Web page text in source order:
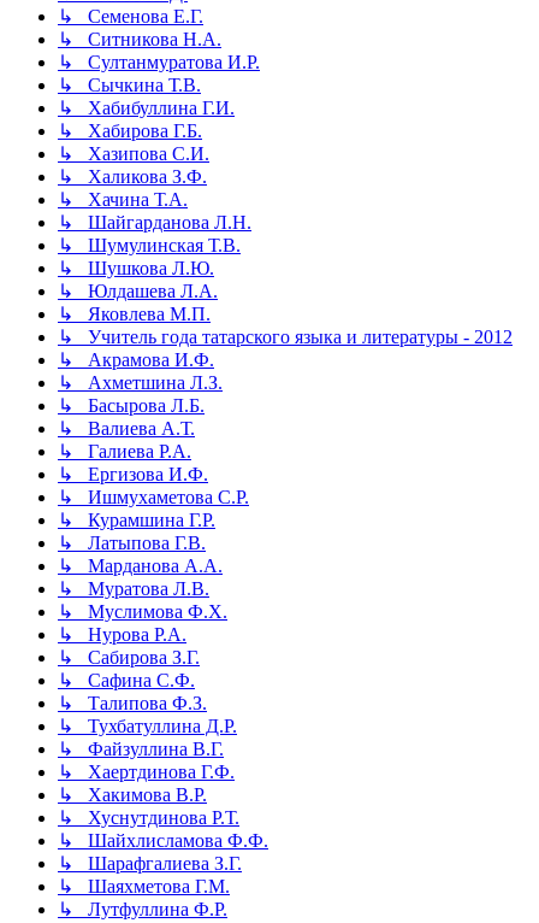
↳ Семенова Е.Г.
↳ Ситникова Н.А.
↳ Султанмуратова И.Р.
↳ Сычкина Т.В.
↳ Хабибуллина Г.И.
↳ Хабирова Г.Б.
↳ Хазипова С.И.
↳ Халикова З.Ф.
↳ Хачина Т.А.
↳ Шайгарданова Л.Н.
↳ Шумулинская Т.В.
↳ Шушкова Л.Ю.
↳ Юлдашева Л.А.
↳ Яковлева М.П.
↳ Учитель года татарского языка и литературы - 2012
↳ Акрамова И.Ф.
↳ Ахметшина Л.З.
↳ Басырова Л.Б.
↳ Валиева А.Т.
↳ Галиева Р.А.
↳ Ергизова И.Ф.
↳ Ишмухаметова С.Р.
↳ Курамшина Г.Р.
↳ Латыпова Г.В.
↳ Марданова А.А.
↳ Муратова Л.В.
↳ Муслимова Ф.Х.
↳ Нурова Р.А.
↳ Сабирова З.Г.
↳ Сафина С.Ф.
↳ Талипова Ф.З.
↳ Тухбатуллина Д.Р.
↳ Файзуллина В.Г.
↳ Хаертдинова Г.Ф.
↳ Хакимова В.Р.
↳ Хуснутдинова Р.Т.
↳ Шайхлисламова Ф.Ф.
↳ Шарафгалиева З.Г.
↳ Шаяхметова Г.М.
↳ Лутфуллина Ф.Р.